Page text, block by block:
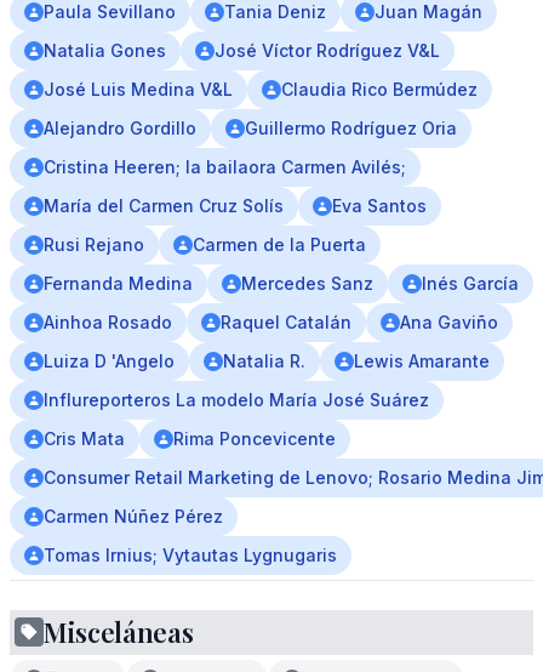
Paula Sevillano
Tania Deniz
Juan Magán
Natalia Gones
José Víctor Rodríguez V&L
José Luis Medina V&L
Claudia Rico Bermúdez
Alejandro Gordillo
Guillermo Rodríguez Oria
Cristina Heeren; la bailaora Carmen Avilés;
María del Carmen Cruz Solís
Eva Santos
Rusi Rejano
Carmen de la Puerta
Fernanda Medina
Mercedes Sanz
Inés García
Ainhoa Rosado
Raquel Catalán
Ana Gaviño
Luiza D 'Angelo
Natalia R.
Lewis Amarante
Influreporteros La modelo María José Suárez
Cris Mata
Rima Poncevicente
Consumer Retail Marketing de Lenovo; Rosario Medina
Carmen Núñez Pérez
Tomas Irnius; Vytautas Lygnugaris
Misceláneas